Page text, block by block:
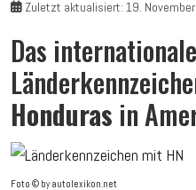
Zuletzt aktualisiert: 19.
Das
Honduras in
Foto © by autolexikon.net